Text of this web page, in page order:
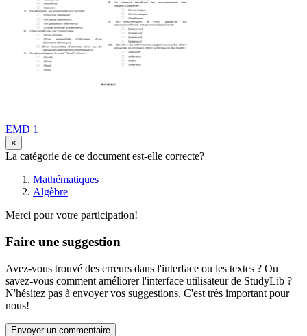
EMD 1
×
La catégorie de ce document est-elle correcte?
Mathématiques
Algèbre
Merci pour votre participation!
Faire une suggestion
Avez-vous trouvé des erreurs dans l'interface ou les textes ? Ou
savez-vous comment améliorer l'interface utilisateur de StudyLib ?
N'hésitez pas à envoyer vos suggestions. C'est très important pour
nous!
Envoyer un commentaire